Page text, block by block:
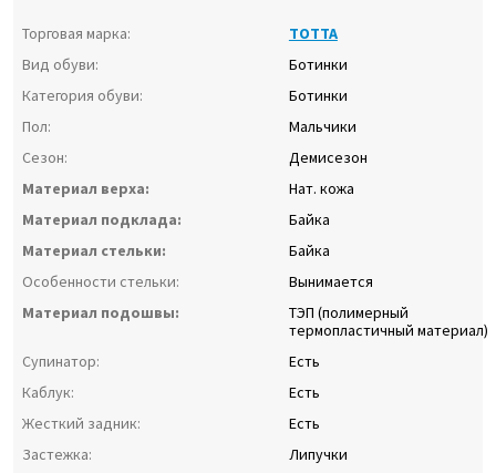
Торговая марка:
ТОТТА
Вид обуви:
Ботинки
Категория обуви:
Ботинки
Пол:
Мальчики
Сезон:
Демисезон
Материал верха:
Нат. кожа
Материал подклада:
Байка
Материал стельки:
Байка
Особенности стельки:
Вынимается
Материал подошвы:
ТЭП (полимерный
термопластичный материал)
Супинатор:
Есть
Каблук:
Есть
Жесткий задник:
Есть
Застежка:
Липучки